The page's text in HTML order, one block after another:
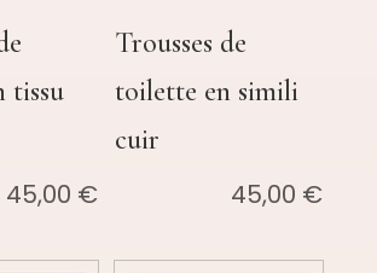
tissu
45,00 €
Trousses de
toilette en simili
cuir
45,00 €